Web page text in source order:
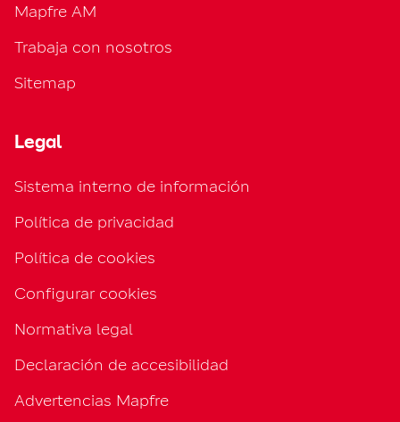
Mapfre AM
Trabaja con nosotros
Sitemap
Legal
Sistema interno de información
Política de privacidad
Política de cookies
Configurar cookies
Normativa legal
Declaración de accesibilidad
Advertencias Mapfre